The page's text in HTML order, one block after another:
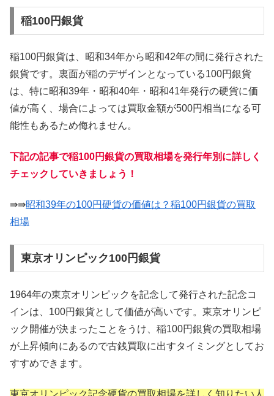
稲100円銀貨
稲100円銀貨は、昭和34年から昭和42年の間に発行された
銀貨です。裏面が稲のデザインとなっている100円銀貨
は、特に昭和39年・昭和40年・昭和41年発行の硬貨に価
値が高く、場合によっては買取金額が500円相当になる可
能性もあるため侮れません。
下記の記事で稲100円銀貨の買取相場を発行年別に詳しく
チェックしていきましょう！
⇛⇛昭和39年の100円硬貨の価値は？稲100円銀貨の買取
相場
東京オリンピック100円銀貨
1964年の東京オリンピックを記念して発行された記念コ
インは、100円銀貨として価値が高いです。東京オリンピ
ック開催が決まったことをうけ、稲100円銀貨の買取相場
が上昇傾向にあるので古銭買取に出すタイミングとしてお
すすめできます。